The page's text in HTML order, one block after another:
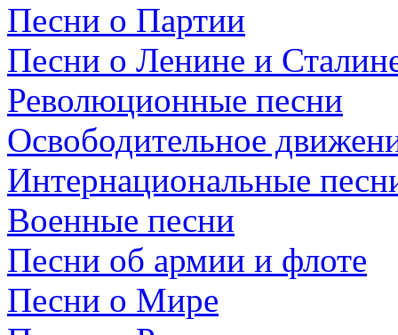
Песни о Партии
Песни о Ленине и
Революционные песни
Освободительное
Интернациональные
Военные песни
Песни об армии и флоте
Песни о Мире